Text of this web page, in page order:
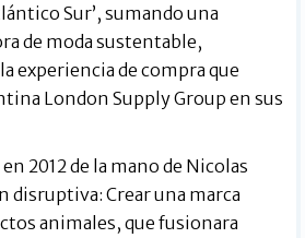
Sur’, sumando una
de moda sustentable,
experiencia de compra que
London Supply Group en sus
2012 de la mano de Nicolas
disruptiva: Crear una marca
animales, que fusionara